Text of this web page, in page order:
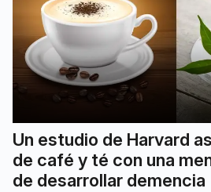
Un estudio de Harvard
de café y té con una
de desarrollar demencia